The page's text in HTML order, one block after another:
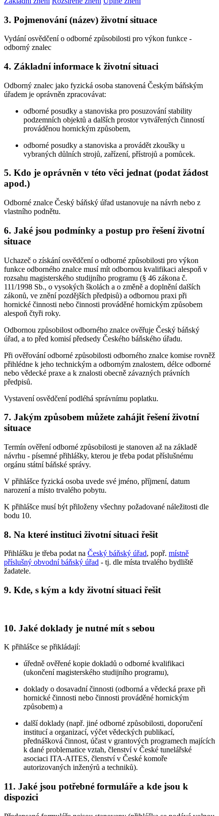
3. Pojmenování (název) životní situace
Vydání osvědčení o odborné způsobilosti pro výkon funkce -
odborný znalec
4. Základní informace k životní situaci
Odborný znalec jako fyzická osoba stanovená Českým báňským
úřadem je oprávněn zpracovávat:
odborné posudky a stanoviska pro posuzování stability
podzemních objektů a dalších prostor vytvářených činností
prováděnou hornickým způsobem,
odborné posudky a stanoviska a provádět zkoušky u
vybraných důlních strojů, zařízení, přístrojů a pomůcek.
5. Kdo je oprávněn v této věci jednat (podat žádost
apod.)
Odborné znalce Český báňský úřad ustanovuje na návrh nebo z
vlastního podnětu.
6. Jaké jsou podmínky a postup pro řešení životní
situace
Uchazeč o získání osvědčení o odborné způsobilosti pro výkon
funkce odborného znalce musí mít odbornou kvalifikaci alespoň v
rozsahu magisterského studijního programu (§ 46 zákona č.
111/1998 Sb., o vysokých školách a o změně a doplnění dalších
zákonů, ve znění pozdějších předpisů) a odbornou praxi při
hornické činnosti nebo činnosti prováděné hornickým způsobem
alespoň čtyři roky.
Odbornou způsobilost odborného znalce ověřuje Český báňský
úřad, a to před komisí předsedy Českého báňského úřadu.
Při ověřování odborné způsobilosti odborného znalce komise rovněž
přihlédne k jeho technickým a odborným znalostem, délce odborné
nebo vědecké praxe a k znalosti obecně závazných právních
předpisů.
Vystavení osvědčení podléhá správnímu poplatku.
7. Jakým způsobem můžete zahájit řešení životní
situace
Termín ověření odborné způsobilosti je stanoven až na základě
návrhu - písemné přihlášky, kterou je třeba podat příslušnému
orgánu státní báňské správy.
V přihlášce fyzická osoba uvede své jméno, příjmení, datum
narození a místo trvalého pobytu.
K přihlášce musí být přiloženy všechny požadované náležitosti dle
bodu 10.
8. Na které instituci životní situaci řešit
Přihlášku je třeba podat na Český báňský úřad, popř. místně
příslušný obvodní báňský úřad - tj. dle místa trvalého bydliště
žadatele.
9. Kde, s kým a kdy životní situaci řešit
10. Jaké doklady je nutné mít s sebou
K přihlášce se přikládají:
úředně ověřené kopie dokladů o odborné kvalifikaci
(ukončení magisterského studijního programu),
doklady o dosavadní činnosti (odborná a vědecká praxe při
hornické činnosti nebo činnosti prováděné hornickým
způsobem) a
další doklady (např. jiné odborné způsobilosti, doporučení
institucí a organizací, výčet vědeckých publikací,
přednášková činnost, účast v grantových programech majících
k dané problematice vztah, členství v České tunelářské
asociaci ITA-AITES, členství v České komoře
autorizovaných inženýrů a techniků).
11. Jaké jsou potřebné formuláře a kde jsou k
dispozici